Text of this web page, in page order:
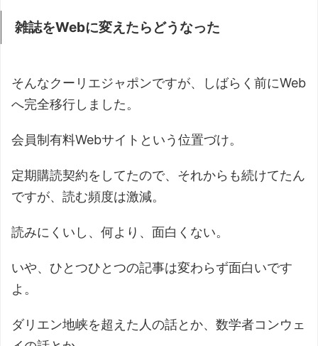
雑誌をWebに変えたらどうなった
そんなクーリエジャポンですが、しばらく前にWeb
へ完全移行しました。
会員制有料Webサイトという位置づけ。
定期購読契約をしてたので、それからも続けてたん
ですが、読む頻度は激減。
読みにくいし、何より、面白くない。
いや、ひとつひとつの記事は変わらず面白いです
よ。
ダリエン地峡を超えた人の話とか、数学者コンウェ